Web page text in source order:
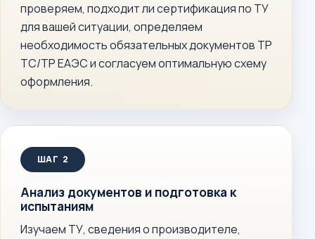
проверяем, подходит ли сертификация по ТУ
для вашей ситуации, определяем
необходимость обязательных документов ТР
ТС/ТР ЕАЭС и согласуем оптимальную схему
оформления.
Анализ документов и подготовка к
испытаниям
Изучаем ТУ, сведения о производителе,